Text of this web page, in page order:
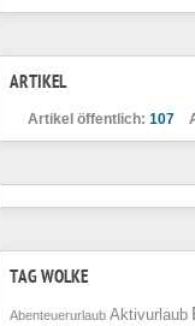
ARTIKEL
Artikel öffentlich: 107
TAG WOLKE
Abenteuerurlaub Aktivurlaub